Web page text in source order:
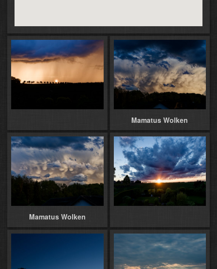
Mamatus Wolken
Mamatus Wolken